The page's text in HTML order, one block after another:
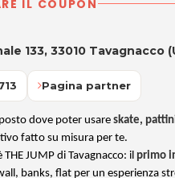
IL COUPON
133, 33010 Tavagnacco
Pagina partner
dove poter usare skate,
fatto su misura per te.
JUMP di Tavagnacco: il primo
banks, flat per un esperienza